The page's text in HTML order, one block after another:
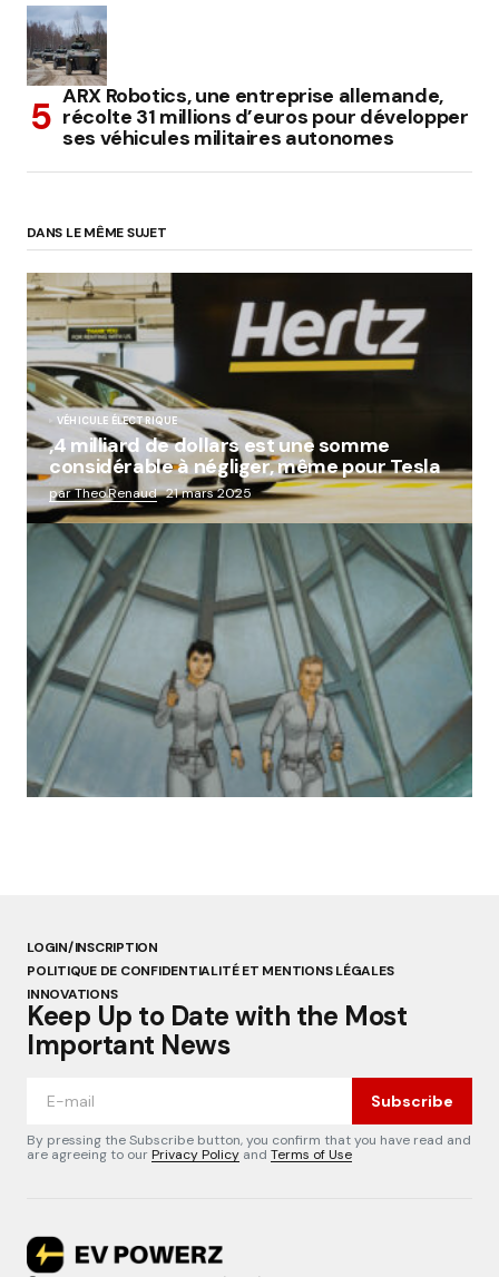
ARX Robotics, une entreprise allemande,
récolte 31 millions d’euros pour développer
ses véhicules militaires autonomes
DANS LE MÊME SUJET
VÉHICULE ÉLECTRIQUE
,4 milliard de dollars est une somme
considérable à négliger, même pour Tesla
par Theo.Renaud 21 mars 2025
« Abandon des géants de la robotique :
Aldebaran, l’icône française laissée à l’oubli »
par Lucie Dubois 18 mars 2025
LOGIN/INSCRIPTION
POLITIQUE DE CONFIDENTIALITÉ ET MENTIONS LÉGALES
INNOVATIONS
Keep Up to Date with the Most
Important News
Subscribe
By pressing the Subscribe button, you confirm that you have read and
are agreeing to ourPrivacy Policy and Terms of Use